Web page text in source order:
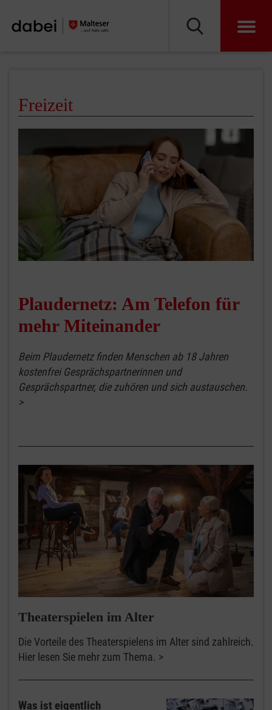
Freizeit
Plaudernetz: Am Telefon für
mehr Miteinander
Beim Plaudernetz finden Menschen ab 18 Jahren
kostenfrei Gesprächspartnerinnen und
Gesprächspartner, die zuhören und sich austauschen.
Theaterspielen im Alter
Die Vorteile des Theaterspielens im Alter sind zahlreich.
Hier lesen Sie mehr zum Thema.
Was ist eigentlich